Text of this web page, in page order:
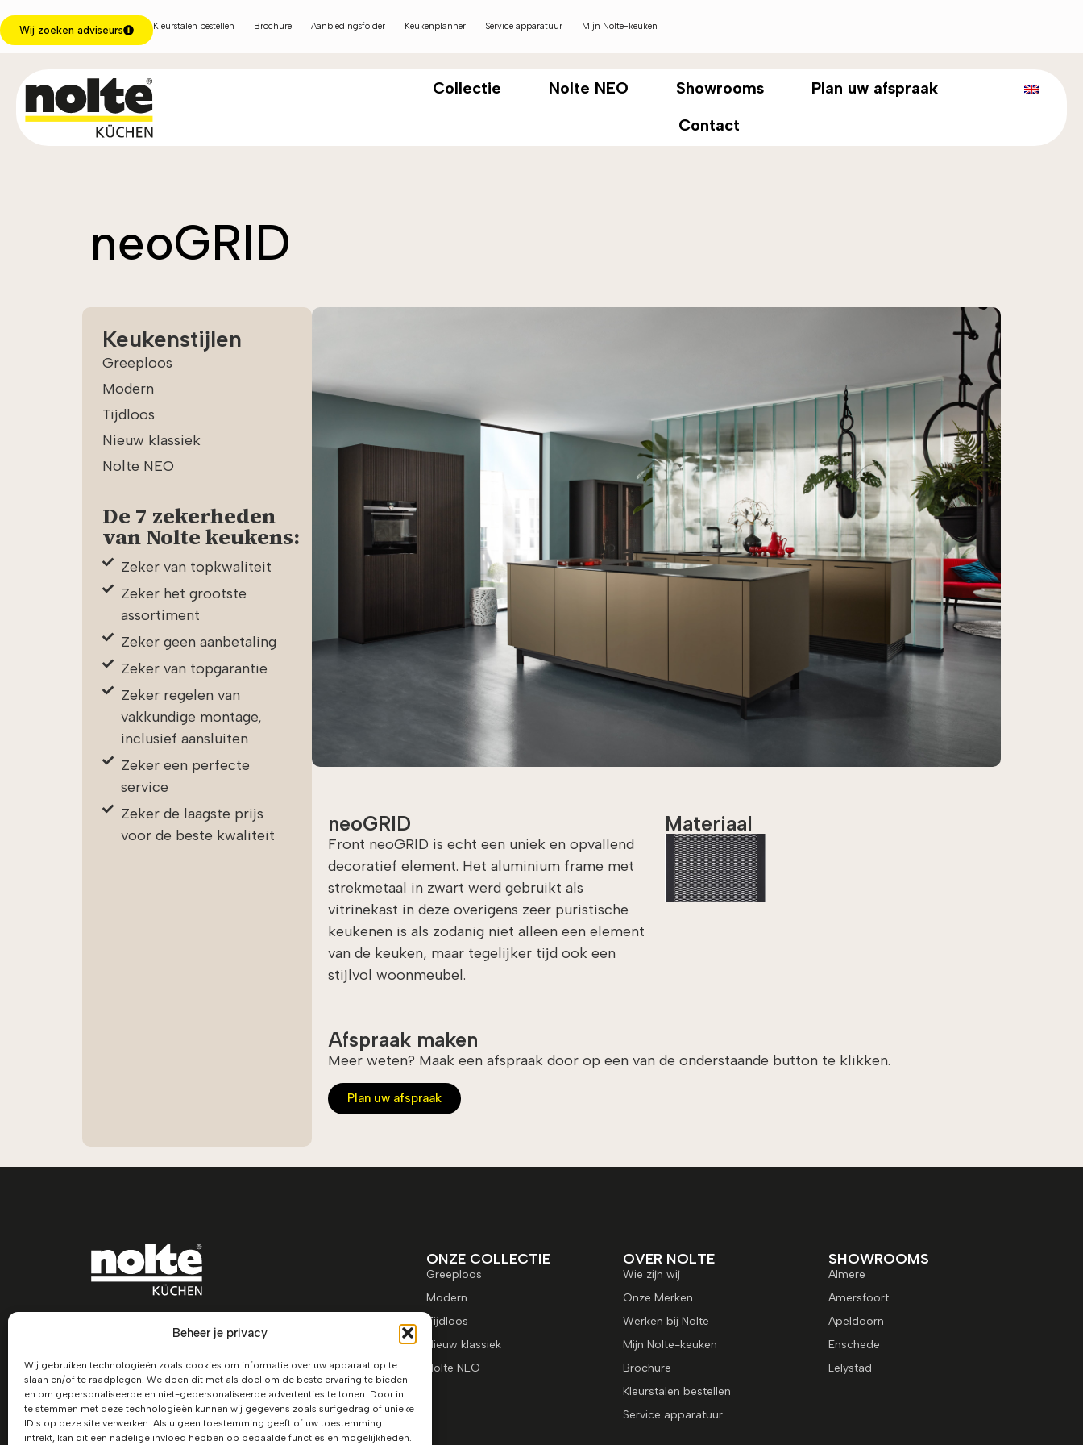
Beheer je privacy
Wij gebruiken technologieën zoals cookies om informatie over uw apparaat op te
slaan en/of te raadplegen. We doen dit met als doel om de beste ervaring te bieden
en om gepersonaliseerde en niet-gepersonaliseerde advertenties te tonen. Door in
te stemmen met deze technologieën kunnen wij gegevens zoals surfgedrag of unieke
ID's op deze site verwerken. Als u geen toestemming geeft of uw toestemming
intrekt, kan dit een nadelige invloed hebben op bepaalde functies en mogelijkheden.
Wij zoeken adviseurs Kleurstalen bestellen Brochure Aanbiedingsfolder Keukenplanner Service apparatuur Mijn Nolte-keuken
Collectie Nolte NEO Showrooms
Plan uw afspraak
Contact
neoGRID
Keukenstijlen
Greeploos
Modern
Tijdloos
Nieuw klassiek
Nolte NEO
De 7 zekerheden
van Nolte keukens:
Zeker van topkwaliteit
Zeker het grootste
assortiment
Zeker geen aanbetaling
Zeker van topgarantie
Zeker regelen van
vakkundige montage,
inclusief aansluiten
Zeker een perfecte
service
Zeker de laagste prijs
voor de beste kwaliteit
neoGRID
Front neoGRID is echt een uniek en opvallend
decoratief element. Het aluminium frame met
strekmetaal in zwart werd gebruikt als
vitrinekast in deze overigens zeer puristische
keukenen is als zodanig niet alleen een element
van de keuken, maar tegelijker tijd ook een
stijlvol woonmeubel.
Materiaal
Afspraak maken
Meer weten? Maak een afspraak door op een van de onderstaande button te klikken.
Plan uw afspraak
ONZE COLLECTIE
Greeploos
Modern
Tijdloos
Nieuw klassiek
Nolte NEO
OVER NOLTE
Wie zijn wij
Onze Merken
Werken bij Nolte
Mijn Nolte-keuken
Brochure
Kleurstalen bestellen
Service apparatuur
SHOWROOMS
Almere
Amersfoort
Apeldoorn
Enschede
Lelystad